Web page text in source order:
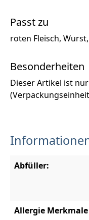
Passt zu
roten Fleisch,
Besonderheiten
Dieser Artikel ist
Abfüller:
Allergie Merkmale